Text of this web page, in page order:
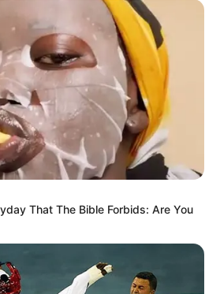
That The Bible Forbids: Are You